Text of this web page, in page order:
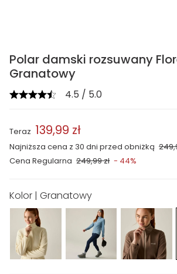
Polar damski rozsuwany
Granatowy
4.5 / 5.0
Cena Regularna 249,99 zł - 44%
Najniższa cena z 30 dni przed obniżką
Teraz 139,99 zł
Kolor | Granatowy